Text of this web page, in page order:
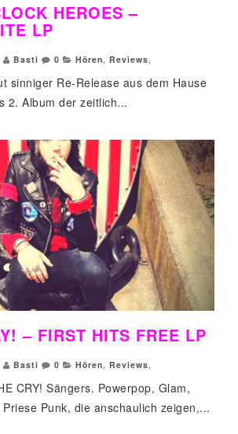
HEROES –
LP
Basti 0 Hören, Reviews,
sinniger Re-Release aus dem Hause
2. Album der zeitlich...
– FIRST HITS FREE LP
Basti 0 Hören, Reviews,
CRY! Sängers. Powerpop, Glam,
Punk, die anschaulich zeigen,...